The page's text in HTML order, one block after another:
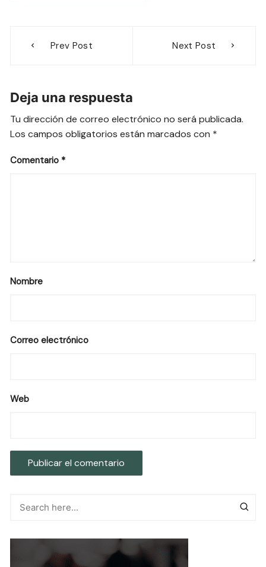
Prev Post Next Post
Deja una respuesta
Tu dirección de correo electrónico no será publicada.
Los campos obligatorios están marcados con *
Comentario *
Nombre
Correo electrónico
Web